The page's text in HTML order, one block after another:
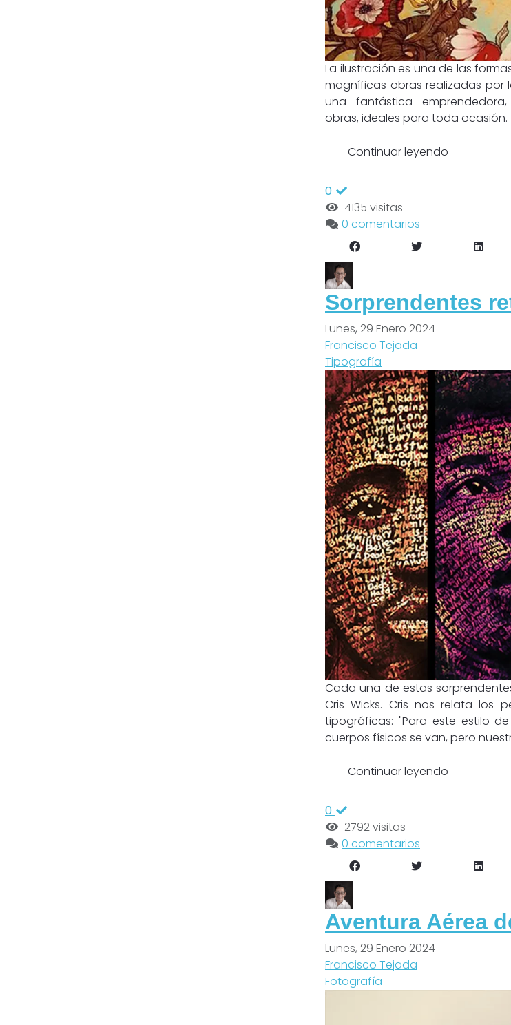
La ilustración es una de las
magníficas obras realizadas por
una fantástica
obras, ideales para toda
Continuar leyendo
0
4135 visitas
0 comentarios
Sorprendentes
Lunes, 29 Enero 2024
Francisco Tejada
Tipografía
Cada una de estas
Cris Wicks. Cris nos relata los
tipográficas: "Para este estilo
cuerpos físicos se van, pero
Continuar leyendo
0
2792 visitas
0 comentarios
Aventura Aérea
Lunes, 29 Enero 2024
Francisco Tejada
Fotografía